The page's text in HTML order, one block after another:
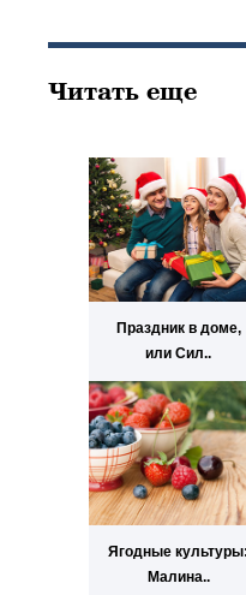
Читать еще
Праздник в доме,
или Сил..
Ягодные культуры:
Малина..